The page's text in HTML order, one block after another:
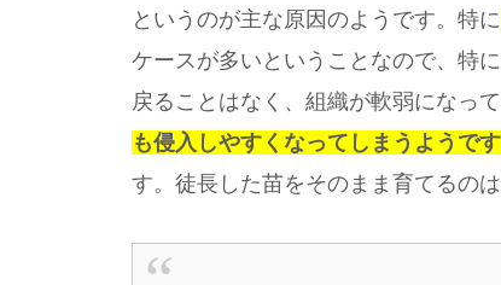
というのが主な原因のようです。特に
ケースが多いということなので、特
戻ることはなく、組織が軟弱になっ
も侵入しやすくなってしまうようです
す。徒長した苗をそのまま育てるの